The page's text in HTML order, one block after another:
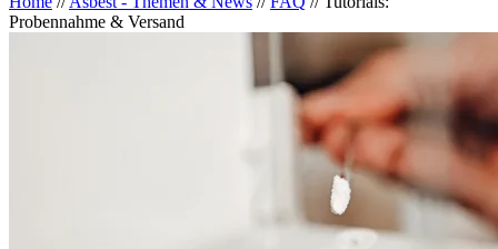
Probennahme & Versand